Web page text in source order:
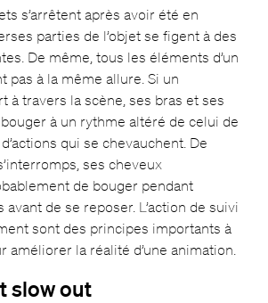
s’arrêtent après avoir été en
parties de l’objet se figent à des
De même, tous les éléments d’un
pas à la même allure. Si un
à travers la scène, ses bras et ses
à un rythme altéré de celui de
qui se chevauchent. De
ses cheveux
de bouger pendant
de se reposer. L’action de suivi
sont des principes importants à
améliorer la réalité d’une animation.
slow out